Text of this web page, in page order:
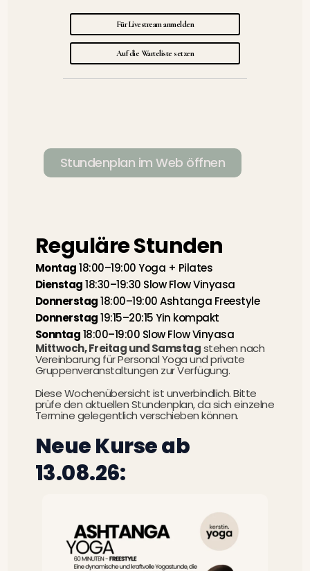
Für Livestream anmelden
Auf die Warteliste setzen
Stundenplan im Web öffnen
Reguläre Stunden
Montag18:00–19:00 Yoga + Pilates
Dienstag18:30–19:30 Slow Flow Vinyasa
Donnerstag18:00–19:00 Ashtanga Freestyle
Donnerstag19:15–20:15 Yin kompakt
Sonntag18:00–19:00 Slow Flow Vinyasa
Mittwoch, Freitag und Samstagstehen nach
Vereinbarung für Personal Yoga und private
Gruppenveranstaltungen zur Verfügung.
Diese Wochenübersicht ist unverbindlich. Bitte
prüfe den aktuellen Stundenplan, da sich einzelne
Termine gelegentlich verschieben können.
Neue Kurse ab
13.08.26: